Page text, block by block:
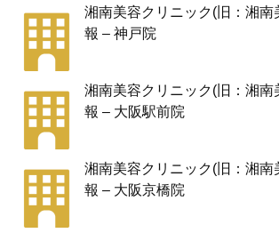
湘南美容クリニック(旧：湘南
報 – 神戸院
湘南美容クリニック(旧：湘南
報 – 大阪駅前院
湘南美容クリニック(旧：湘南
報 – 大阪京橋院